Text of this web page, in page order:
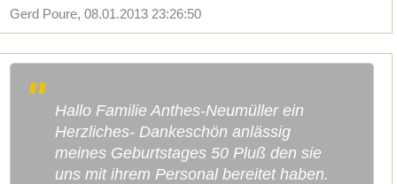
Gerd Poure, 08.01.2013 23:26:50
Hallo Familie Anthes-Neumüller ein
Herzliches- Dankeschön anlässig
meines Geburtstages 50 Pluß den sie
uns mit ihrem Personal bereitet haben.